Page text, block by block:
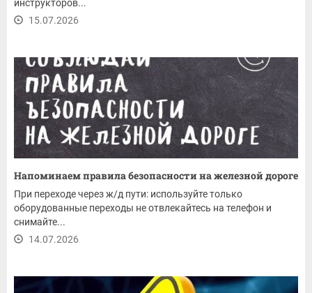
инструкторов...
15.07.2026
Напоминаем правила безопасности на железной дороге
При переходе через ж/д пути: используйте только
оборудованные переходы не отвлекайтесь на телефон и
снимайте...
14.07.2026